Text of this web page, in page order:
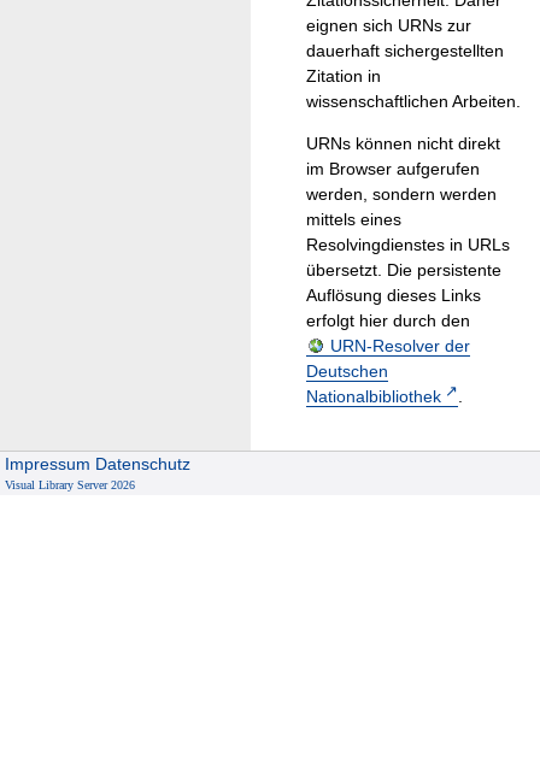
eignen sich URNs zur
dauerhaft sichergestellten
Zitation in
wissenschaftlichen Arbeiten.
URNs können nicht direkt
im Browser aufgerufen
werden, sondern werden
mittels eines
Resolvingdienstes in URLs
übersetzt. Die persistente
Auflösung dieses Links
erfolgt hier durch den
URN-Resolver der
Deutschen
Nationalbibliothek
.
Impressum Datenschutz
Visual Library Server 2026